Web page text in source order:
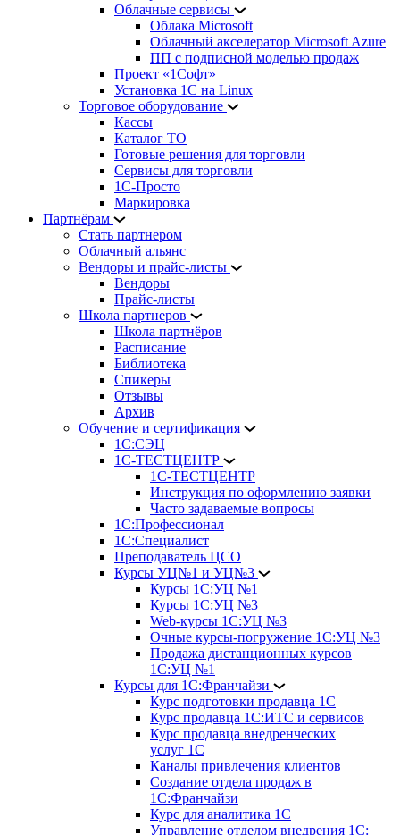
Облачные сервисы
Облака Microsoft
Облачный акселератор Microsoft Azure
ПП с подписной моделью продаж
Проект «1Софт»
Установка 1С на Linux
Торговое оборудование
Кассы
Каталог ТО
Готовые решения для торговли
Сервисы для торговли
1С-Просто
Маркировка
Партнёрам
Стать партнером
Облачный альянс
Вендоры и прайс-листы
Вендоры
Прайс-листы
Школа партнеров
Школа партнёров
Расписание
Библиотека
Спикеры
Отзывы
Архив
Обучение и сертификация
1С:СЭЦ
1С-ТЕСТЦЕНТР
1С-ТЕСТЦЕНТР
Инструкция по оформлению заявки
Часто задаваемые вопросы
1С:Профессионал
1С:Специалист
Преподаватель ЦСО
Курсы УЦ№1 и УЦ№3
Курсы 1С:УЦ №1
Курсы 1С:УЦ №3
Web-курсы 1С:УЦ №3
Очные курсы-погружение 1С:УЦ №3
Продажа дистанционных курсов
1С:УЦ №1
Курсы для 1С:Франчайзи
Курс подготовки продавца 1С
Курс продавца 1С:ИТС и сервисов
Курс продавца внедренческих
услуг 1С
Каналы привлечения клиентов
Создание отдела продаж в
1С:Франчайзи
Курс для аналитика 1С
Управление отделом внедрения 1С: